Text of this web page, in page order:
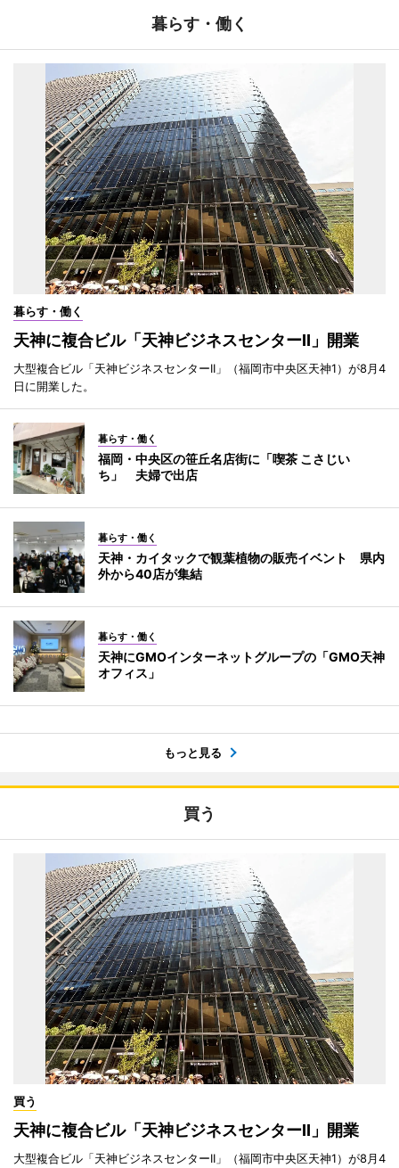
暮らす・働く
暮らす・働く
天神に複合ビル「天神ビジネスセンターII」開業
大型複合ビル「天神ビジネスセンターII」（福岡市中央区天神1）が8月4
日に開業した。
暮らす・働く
福岡・中央区の笹丘名店街に「喫茶 こさじい
ち」 夫婦で出店
暮らす・働く
天神・カイタックで観葉植物の販売イベント 県内
外から40店が集結
暮らす・働く
天神にGMOインターネットグループの「GMO天神
オフィス」
もっと見る
買う
買う
天神に複合ビル「天神ビジネスセンターII」開業
大型複合ビル「天神ビジネスセンターII」（福岡市中央区天神1）が8月4